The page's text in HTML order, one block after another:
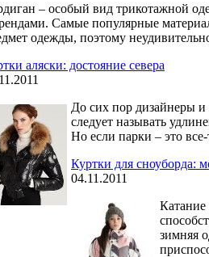
– особый вид трикотажной
Самые популярные
одежды, поэтому
аляски: достояние севера
До сих пор дизайнеры и
следует называть
Но если парки – это
Куртки для сноуборда:
04.11.2011
Катание
зимняя